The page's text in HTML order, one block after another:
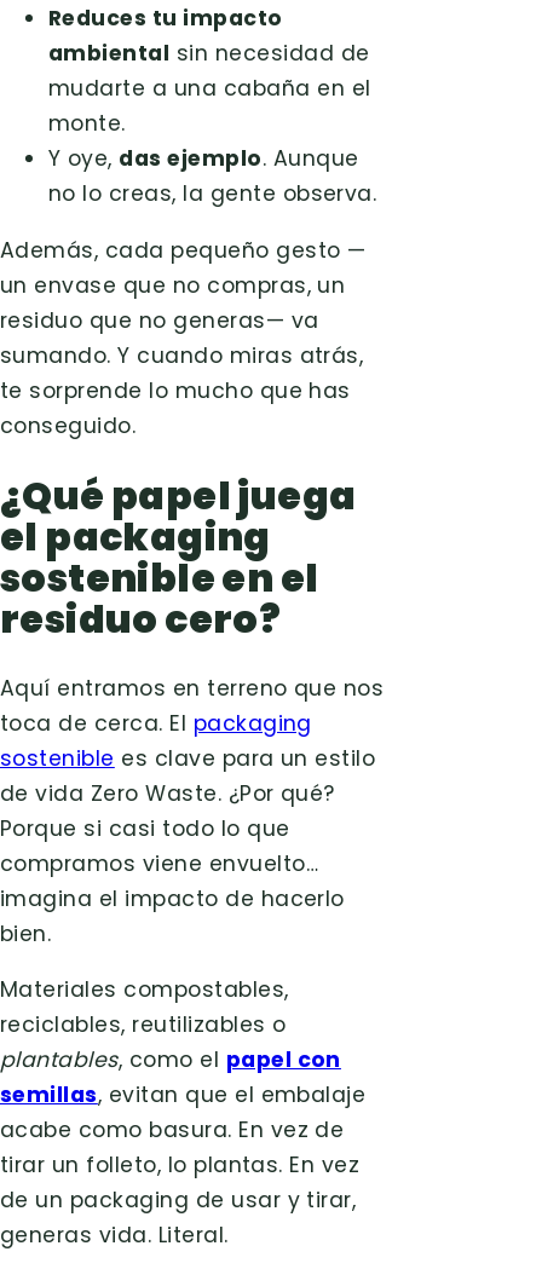
Reduces tu impacto
ambiental sin necesidad de
mudarte a una cabaña en el
monte.
Y oye, das ejemplo. Aunque
no lo creas, la gente observa.
Además, cada pequeño gesto —
un envase que no compras, un
residuo que no generas— va
sumando. Y cuando miras atrás,
te sorprende lo mucho que has
conseguido.
¿Qué papel juega
el packaging
sostenible en el
residuo cero?
Aquí entramos en terreno que nos
toca de cerca. El packaging
sostenible es clave para un estilo
de vida Zero Waste. ¿Por qué?
Porque si casi todo lo que
compramos viene envuelto…
imagina el impacto de hacerlo
bien.
Materiales compostables,
reciclables, reutilizables o
plantables, como el papel con
semillas, evitan que el embalaje
acabe como basura. En vez de
tirar un folleto, lo plantas. En vez
de un packaging de usar y tirar,
generas vida. Literal.